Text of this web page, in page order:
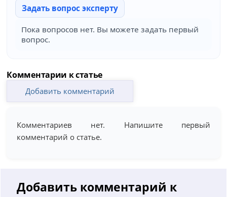
Задать вопрос эксперту
Пока вопросов нет. Вы можете задать первый
вопрос.
Комментарии к статье
Добавить комментарий
Комментариев нет. Напишите первый
комментарий о статье.
Добавить комментарий к